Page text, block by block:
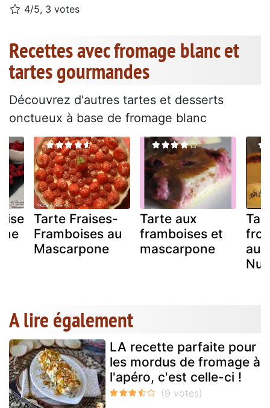
4/5, 3 votes
Recettes avec fromage blanc et
tartes gourmandes
Découvrez d'autres tartes et desserts
onctueux à base de fromage blanc
Tarte Fraises-
Framboises au
Mascarpone
Tarte aux
framboises et
mascarpone
A lire également
LA recette parfaite pour
les mordus de fromage à
l'apéro, c'est celle-ci !